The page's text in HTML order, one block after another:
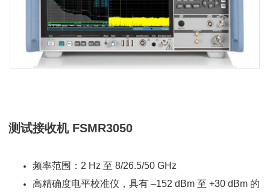
测试接收机 FSMR3050
频率范围：2 Hz 至 8/26.5/50 GHz
高精确度电平校准仪，具有 –152 dBm 至 +30 dBm 的